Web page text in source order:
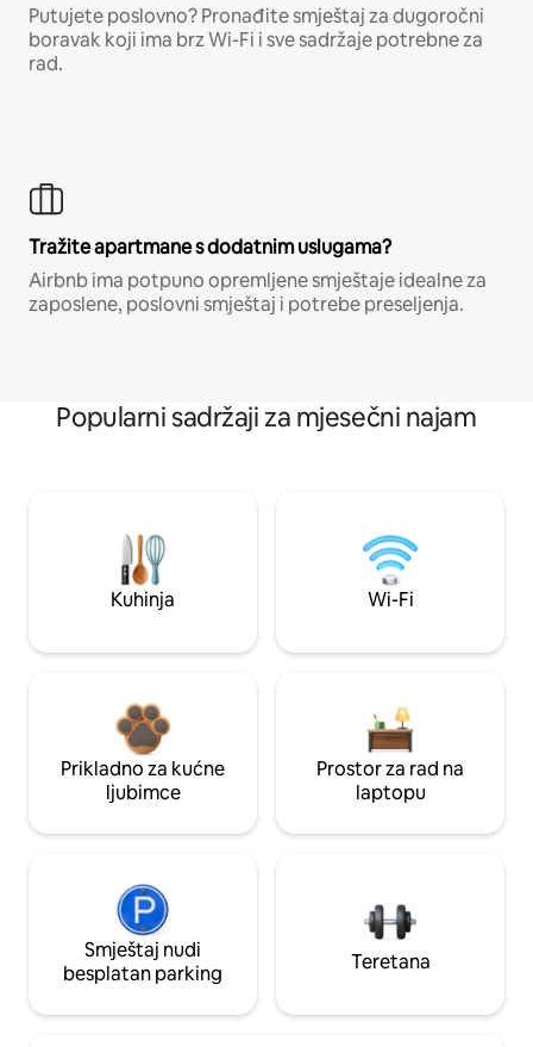
Putujete poslovno? Pronađite smještaj za dugoročni
boravak koji ima brz Wi-Fi i sve sadržaje potrebne za
rad.
Tražite apartmane s dodatnim uslugama?
Airbnb ima potpuno opremljene smještaje idealne za
zaposlene, poslovni smještaj i potrebe preseljenja.
Popularni sadržaji za mjesečni najam
Kuhinja Wi-Fi
Prikladno za kućne
ljubimce
Prostor za rad na
laptopu
Smještaj nudi
besplatan parking
Teretana